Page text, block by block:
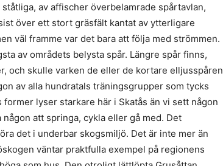
av affischer överbelamrade spårtavlan,
över ett stort gräsfält kantat av ytterligare
väl framme var det bara att följa med strömmen.
av områdets belysta spår. Längre spår finns,
och skulle varken de eller de kortare elljusspåren
av alla hundratals träningsgrupper som tycks
lyser starkare här i Skatås än vi sett någon
att springa, cykla eller gå med. Det
det i underbar skogsmiljö. Det är inte mer än
väntar praktfulla exempel på regionens